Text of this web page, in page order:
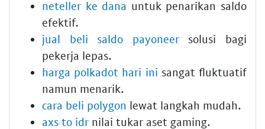
neteller ke dana untuk penarikan saldo
efektif.
jual beli saldo payoneersolusi bagi
pekerja lepas.
harga polkadot hari ini sangat fluktuatif
namun menarik.
cara beli polygon lewat langkah mudah.
axs to idr nilai tukar aset gaming.